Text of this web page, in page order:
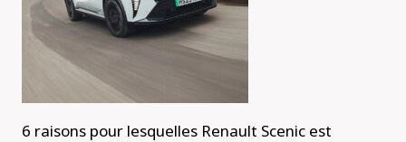
6 raisons pour lesquelles Renault Scenic est